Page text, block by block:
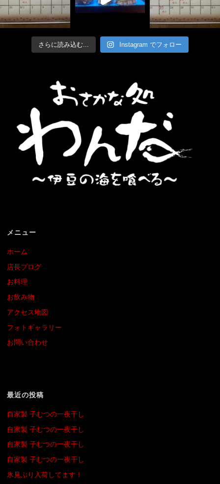
さらに読み込む... Instagram でフォロー
メニュー
ホーム
店長ブログ
お料理
お飲み物
アクセス地図
フォトギャラリー
お問い合わせ
最近の投稿
自家製 子むつの一夜干し
自家製 子むつの一夜干し
自家製 子むつの一夜干し
自家製 子むつの一夜干し
氷見ぶり入荷してます！